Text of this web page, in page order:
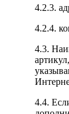
4.2.3.
4.2.4.
4.3.
4.4.